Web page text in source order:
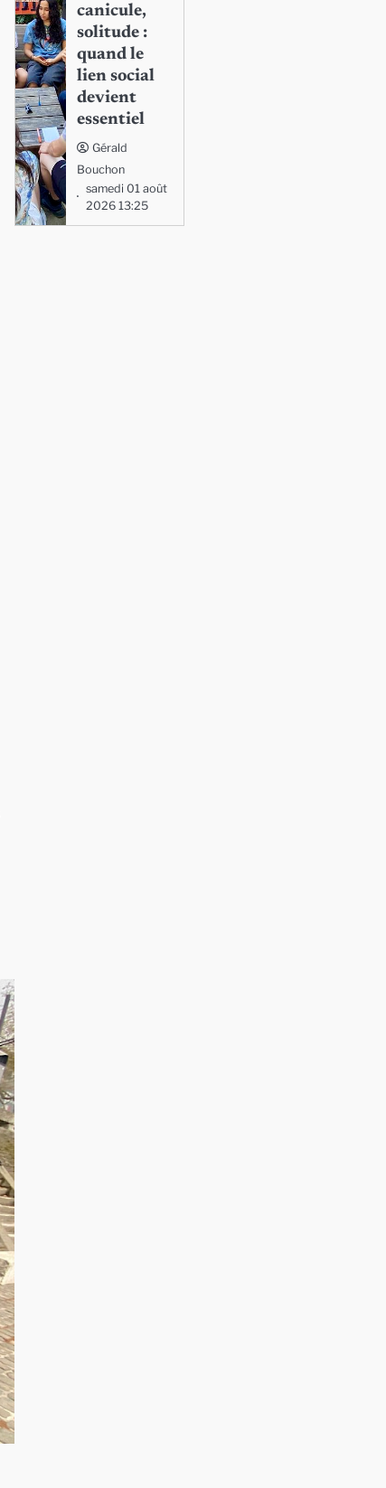
canicule,
solitude :
quand le
lien social
devient
essentiel
Gérald
Bouchon
samedi 01 août
2026 13:25